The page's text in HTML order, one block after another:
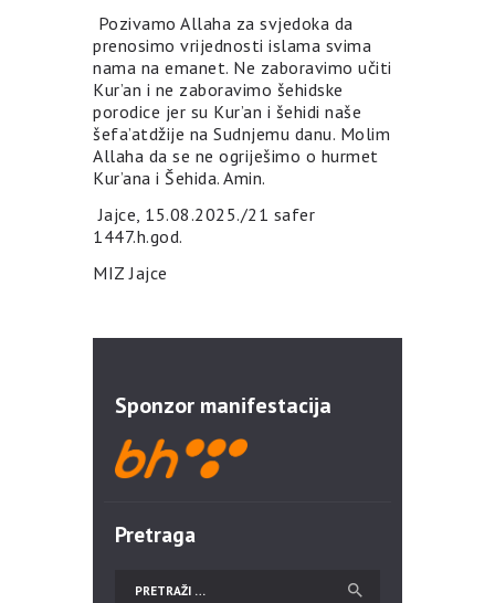
Pozivamo Allaha za svjedoka da
prenosimo vrijednosti islama svima
nama na emanet. Ne zaboravimo učiti
Kur’an i ne zaboravimo šehidske
porodice jer su Kur’an i šehidi naše
šefa’atdžije na Sudnjemu danu. Molim
Allaha da se ne ogriješimo o hurmet
Kur’ana i Šehida. Amin.
Jajce, 15.08.2025./21 safer
1447.h.god.
MIZ Jajce
Sponzor manifestacija
Pretraga